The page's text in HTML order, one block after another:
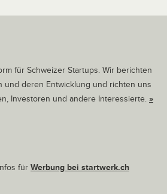
für Schweizer Startups. Wir berichten
und deren Entwicklung und richten uns
Investoren und andere Interessierte. »
für Werbung bei startwerk.ch